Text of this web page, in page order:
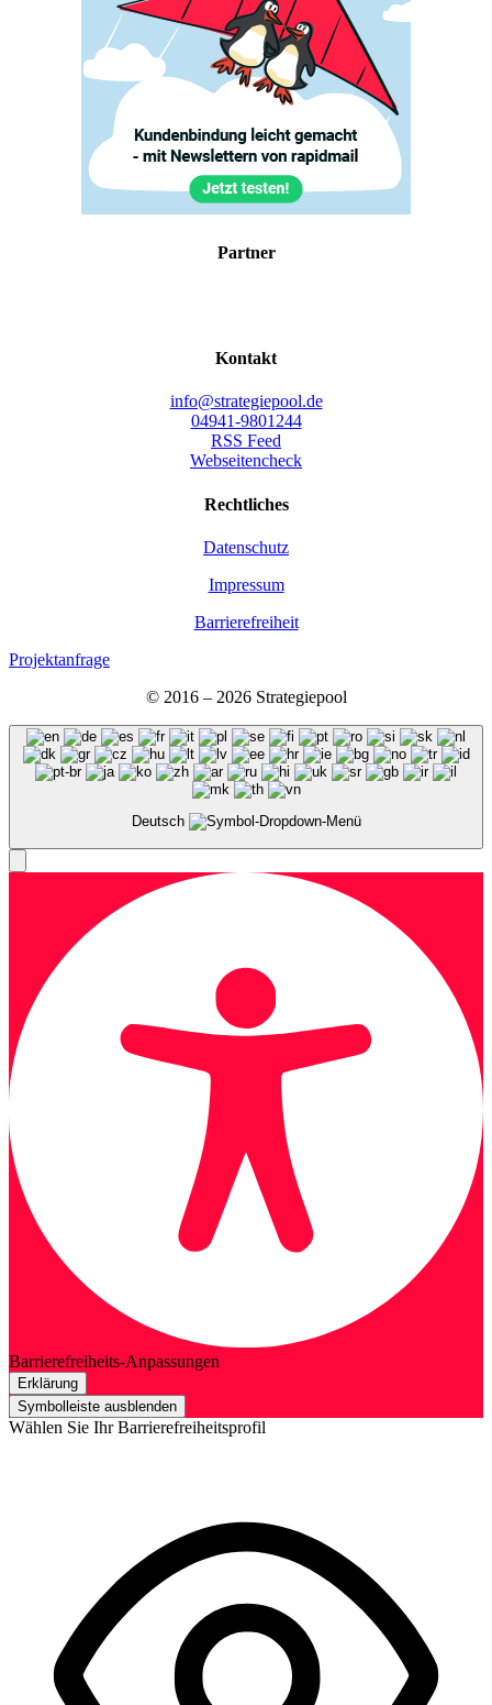
Part­ner
Kon­takt
info@strategiepool.de
04941-9801244
RSS Feed
Webseitencheck
Recht­li­ches
Daten­schutz
Impres­sum
Bar­rie­re­frei­heit
Projektanfrage
© 2016 – 2026 Stra­te­gie­pool
Deutsch
Barrierefreiheits-Anpassungen
Erklärung
Symbolleiste ausblenden
Wählen Sie Ihr Barrierefreiheitsprofil